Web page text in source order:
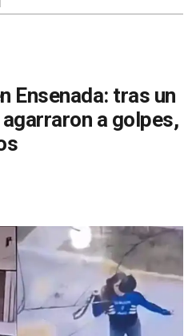
Ensenada: tras un
a golpes,